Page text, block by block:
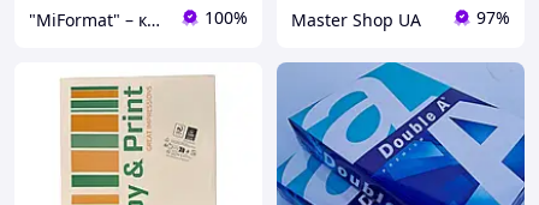
"MiFormat" – канцелярія для офісу та школи, упаковочні матеріали! 100% Master Shop UA 97%